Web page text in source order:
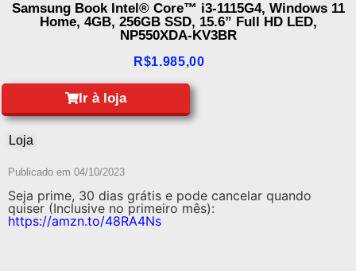
Samsung Book Intel® Core™ i3-1115G4, Windows 11
Home, 4GB, 256GB SSD, 15.6” Full HD LED,
NP550XDA-KV3BR
R$1.985,00
Ir à loja
Loja
Publicado em 04/10/2023
Seja prime, 30 dias grátis e pode cancelar quando
quiser (Inclusive no primeiro mês):
https://amzn.to/48RA4Ns